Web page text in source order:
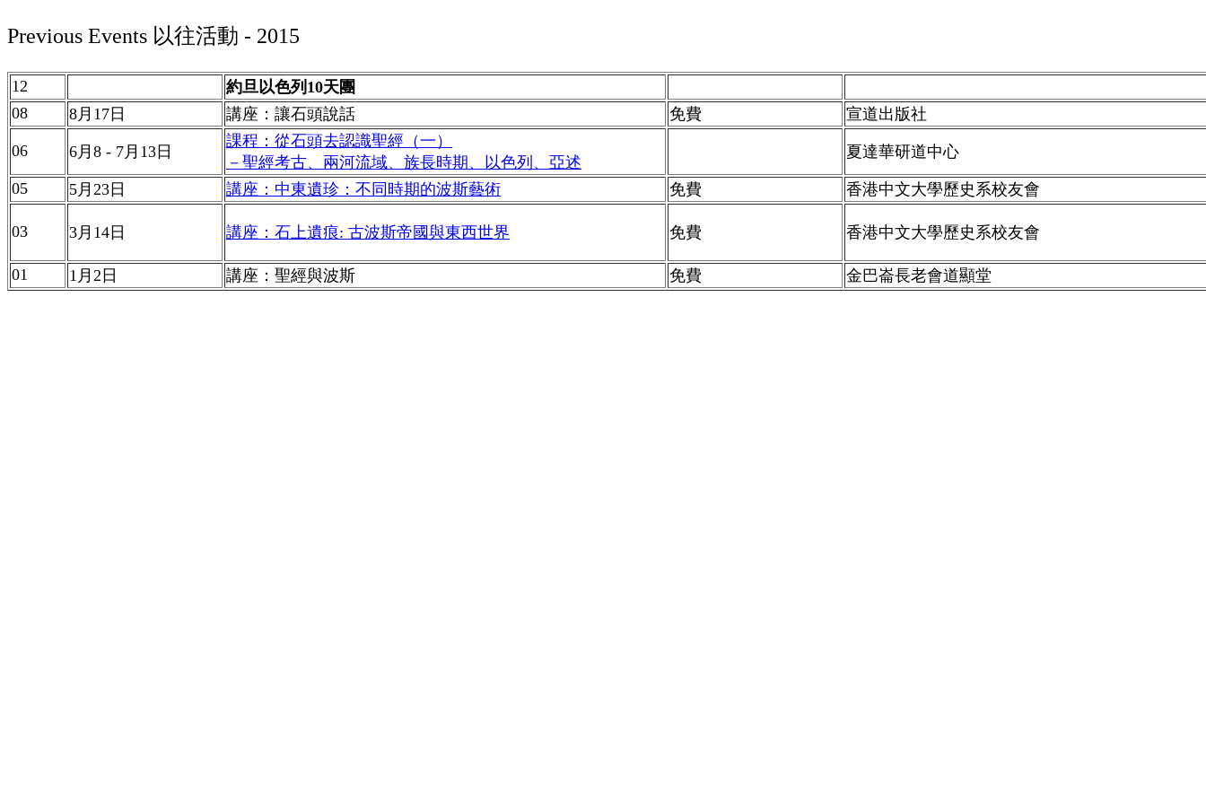
Previous Events 以往活動 - 2015
12 約旦以色列 10天團
08
8月 17 日 講座：讓石頭說話 免費 宣道出版社
06 6月 8 - 7月 13 日
課程：從石頭去認識聖經（一）
－聖經考古、兩河流域、族長時期、以色列、亞述
夏達華研道中心
05 5月 23 日 講座：中東遺珍：不同時期的波斯藝術 免費 香港中文大學歷史系校友會
03 3月 14 日 講座：石上遺痕: 古波斯帝國與東西世界 免費 香港中文大學歷史系校友會
01 1 月 2 日 講座：聖經與波斯 免費 金巴崙長老會道顯堂